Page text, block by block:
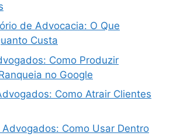
de Advocacia: O Que
Custa
Como Produzir
no Google
Como Atrair Clientes
Como Usar Dentro